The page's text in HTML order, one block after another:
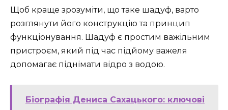
Щоб краще зрозуміти, що таке шадуф, варто
розглянути його конструкцію та принцип
функціонування. Шадуф є простим важільним
пристроєм, який під час підйому важеля
допомагає піднімати відро з водою.
Біографія Дениса Сахацького: ключові